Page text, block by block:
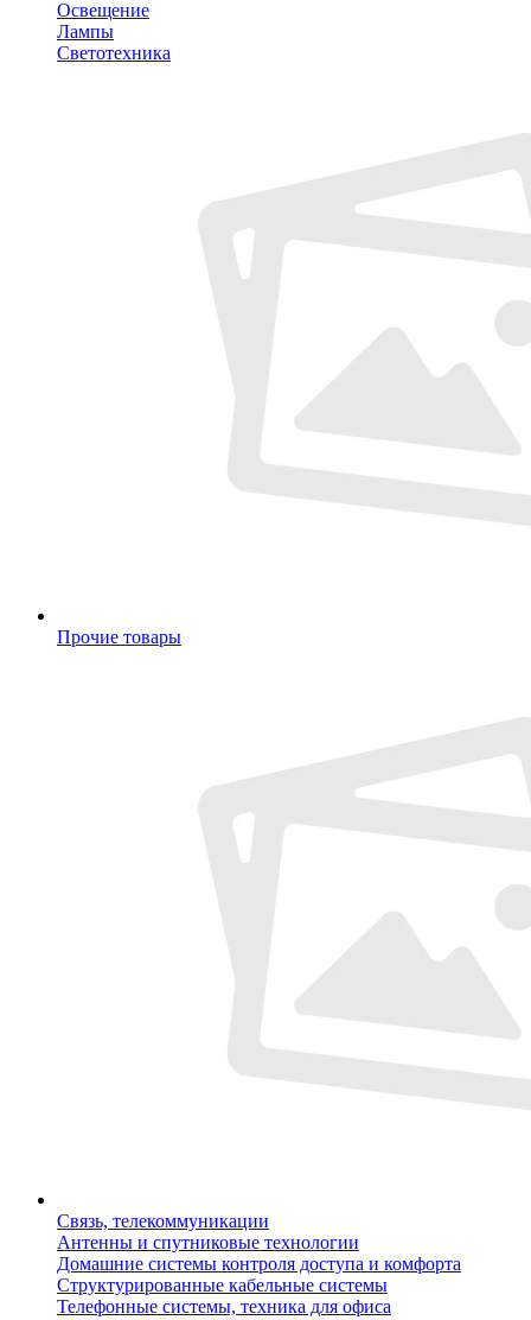
Освещение
Лампы
Светотехника
Прочие товары
Связь, телекоммуникации
Антенны и спутниковые технологии
Домашние системы контроля доступа и комфорта
Структурированные кабельные системы
Телефонные системы, техника для офиса